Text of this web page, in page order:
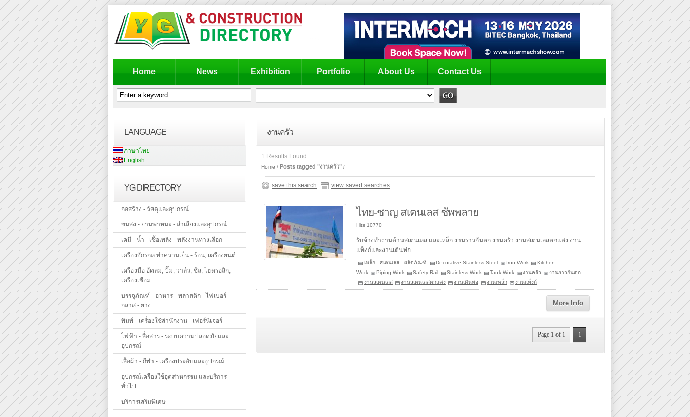
Home News Exhibition Portfolio About Us Contact Us
LANGUAGE
ภาษาไทย
English
YG DIRECTORY
ก่อสร้าง - วัสดุและอุปกรณ์
ขนส่ง - ยานพาหนะ - ลำเลียงและอุปกรณ์
เคมี - น้ำ - เชื้อเพลิง - พลังงานทางเลือก
เครื่องจักรกล ทำความเย็น - ร้อน, เครื่องยนต์
เครื่องมือ อัดลม, ปั๊ม, วาล์ว, ซีล, ไฮดรอลิก,
เครื่องเชื่อม
บรรจุภัณฑ์ - อาหาร - พลาสติก - ไฟเบอร์
กลาส - ยาง
พิมพ์ - เครื่องใช้สำนักงาน - เฟอร์นิเจอร์
ไฟฟ้า - สื่อสาร - ระบบความปลอดภัยและ
อุปกรณ์
เสื้อผ้า - กีฬา - เครื่องประดับและอุปกรณ์
อุปกรณ์เครื่องใช้อุตสาหกรรม และบริการ
ทั่วไป
บริการเสริมพิเศษ
งานครัว
1 Results Found
Home Posts tagged "งานครัว"
save this search view saved searches
ไทย-ชาญ สเตนเลส ซัพพลาย
Hits 10770
รับจ้างทำงานด้านสเตนเลส และเหล็ก งานราวกันตก งานครัว งานสเตนเลสตกแต่ง งาน
แท็งก์และงานเดินท่อ
เหล็ก - สเตนเลส - ผลิตภัณฑ์ Decorative Stainless Steel Iron Work
Kitchen
Work
Piping Work Safety Rail Stainless Work Tank Work งานครัว
งานราวกันตก
งานสเตนเลส
งานสเตนเลสตกแต่ง งานเดินท่อ งานเหล็ก งานแท็งก์
More Info
Page 1 of 1 1